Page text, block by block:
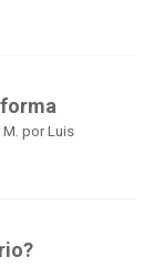
M. por Luis